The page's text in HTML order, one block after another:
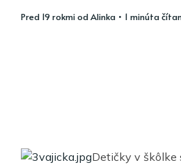
pred 19 rokmiodAlinka • 1 minúta
Detičky v